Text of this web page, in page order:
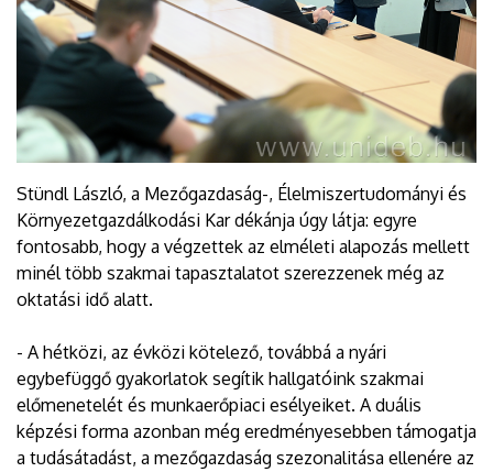
Stündl László, a Mezőgazdaság-, Élelmiszertudományi és
Környezetgazdálkodási Kar dékánja úgy látja: egyre
fontosabb, hogy a végzettek az elméleti alapozás mellett
minél több szakmai tapasztalatot szerezzenek még az
oktatási idő alatt.
- A hétközi, az évközi kötelező, továbbá a nyári
egybefüggő gyakorlatok segítik hallgatóink szakmai
előmenetelét és munkaerőpiaci esélyeiket. A duális
képzési forma azonban még eredményesebben támogatja
a tudásátadást, a mezőgazdaság szezonalitása ellenére az